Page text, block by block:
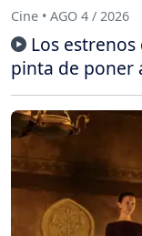
Cine • AGO 4 / 2026
Los
pinta de poner